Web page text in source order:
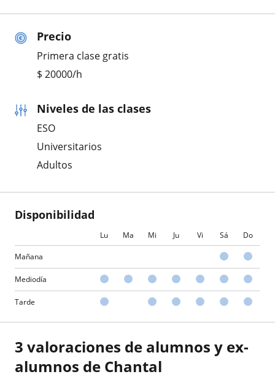
Precio
Primera clase gratis
$ 20000/h
Niveles de las clases
ESO
Universitarios
Adultos
Disponibilidad
Lu Ma Mi Ju Vi Sá Do
Mañana
Mediodía
Tarde
3 valoraciones de alumnos y ex-
alumnos de Chantal